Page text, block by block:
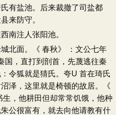
有盐池。后来裁撤了司盐都
来防守。
注人张阳池。
面。《 春秋》 ：文公七年
国，直打到剖首，先蔑逃往秦
令狐就是猜氏。夸U 首在琦氏
泽，这里就是椅顿的故居。《
，他耕田但却常常饥饿，他种
公很富有，就去向他请教有什